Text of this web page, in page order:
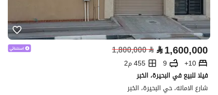
⃁1,600,000
⃁
1,800,000
10+
9
455 م2
فيلا للبيع في البحيرة، الخبر
شارع الامانه، حي البحيرة، الخبر